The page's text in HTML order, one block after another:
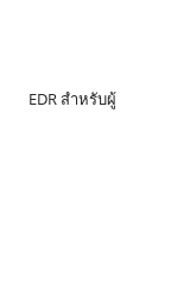
EDR สำหรับผู้